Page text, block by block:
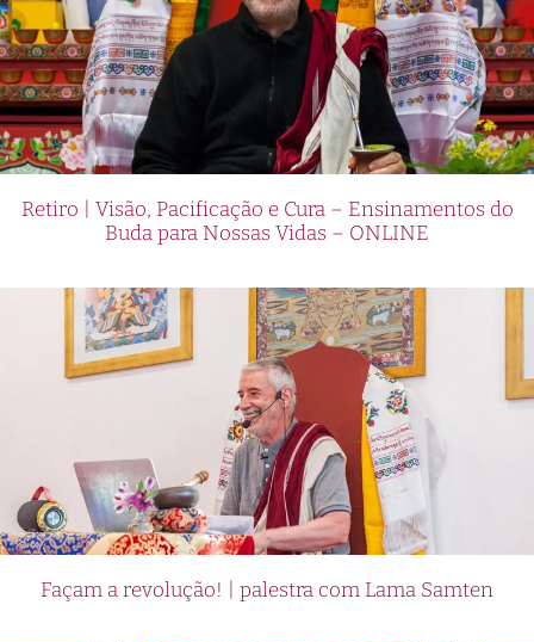
Retiro | Visão, Pacificação e Cura – Ensinamentos do
Buda para Nossas Vidas – ONLINE
Façam a revolução! | palestra com Lama Samten